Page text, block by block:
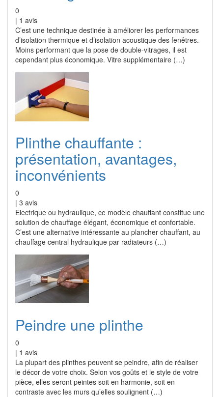
0
| 1 avis
C’est une technique destinée à améliorer les performances
d’isolation thermique et d’isolation acoustique des fenêtres.
Moins performant que la pose de double-vitrages, il est
cependant plus économique. Vitre supplémentaire (…)
Plinthe chauffante :
présentation, avantages,
inconvénients
0
| 3 avis
Electrique ou hydraulique, ce modèle chauffant constitue une
solution de chauffage élégant, économique et confortable.
C’est une alternative intéressante au plancher chauffant, au
chauffage central hydraulique par radiateurs (…)
Peindre une plinthe
0
| 1 avis
La plupart des plinthes peuvent se peindre, afin de réaliser
le décor de votre choix. Selon vos goûts et le style de votre
pièce, elles seront peintes soit en harmonie, soit en
contraste avec les murs qu’elles soulignent (…)